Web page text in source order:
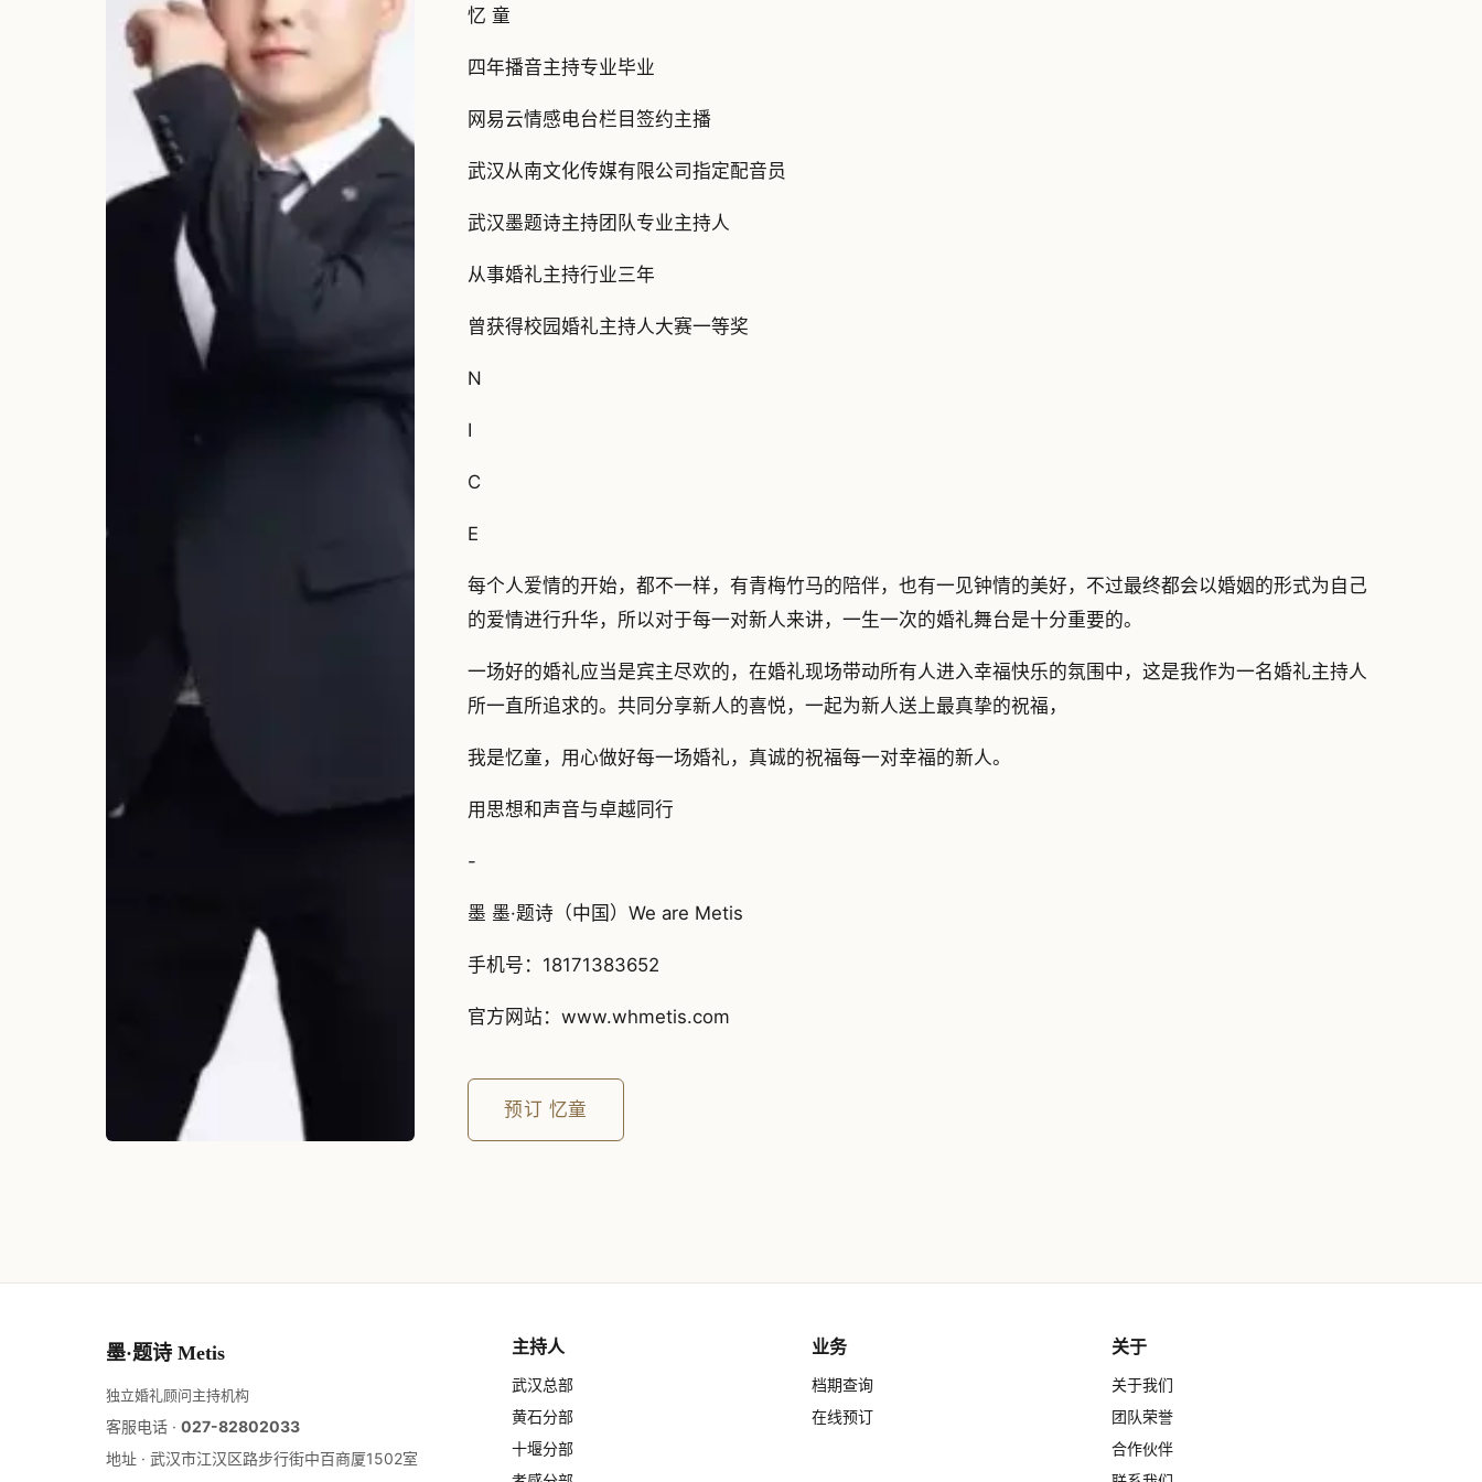
忆 童
四年播音主持专业毕业
网易云情感电台栏目签约主播
武汉从南文化传媒有限公司指定配音员
武汉墨题诗主持团队专业主持人
从事婚礼主持行业三年
曾获得校园婚礼主持人大赛一等奖
N
I
C
E
每个人爱情的开始，都不一样，有青梅竹马的陪伴，也有一见钟情的美好，不过最终都会以婚姻的形式为自己
的爱情进行升华，所以对于每一对新人来讲，一生一次的婚礼舞台是十分重要的。
一场好的婚礼应当是宾主尽欢的，在婚礼现场带动所有人进入幸福快乐的氛围中，这是我作为一名婚礼主持人
所一直所追求的。共同分享新人的喜悦，一起为新人送上最真挚的祝福，
我是忆童，用心做好每一场婚礼，真诚的祝福每一对幸福的新人。
用思想和声音与卓越同行
-
墨 墨·题诗（中国）We are Metis
手机号：18171383652
官方网站：www.whmetis.com
预订 忆童
墨·题诗 Metis
独立婚礼顾问主持机构
客服电话 · 027-82802033
地址 · 武汉市江汉区路步行街中百商厦1502室
主持人
武汉总部
黄石分部
十堰分部
业务
档期查询
在线预订
关于
关于我们
团队荣誉
合作伙伴